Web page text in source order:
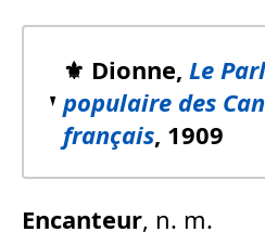
⚜️ Dionne, Le
populaire des
français, 1909
Encanteur, n. m.